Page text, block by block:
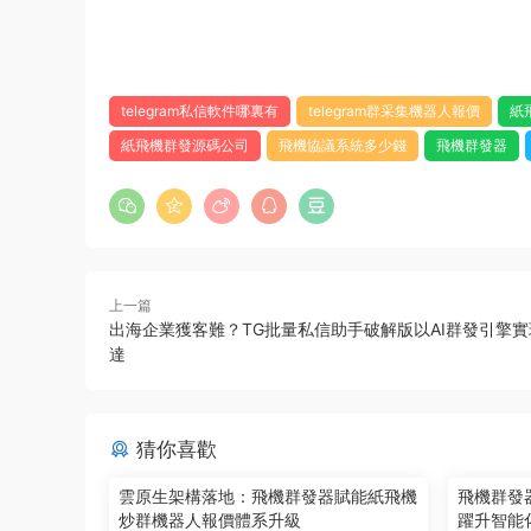
telegram私信軟件哪裏有 telegram群采集機器人報價
紙
紙飛機群發源碼公司
飛機協議系統多少錢 飛機群發器
上一篇
出海企業獲客難？TG批量私信助手破解版以AI群發引擎
達
猜你喜歡
雲原生架構落地：飛機群發器賦能紙飛機
炒群機器人報價體系升級
飛機群發
躍升智能